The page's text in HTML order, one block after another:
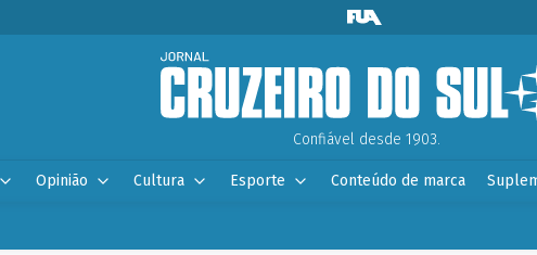
Confiável desde 1903.
Opinião Cultura Esporte Conteúdo de marca